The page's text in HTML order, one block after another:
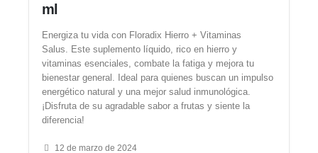
ml
Energiza tu vida con Floradix Hierro + Vitaminas
Salus. Este suplemento líquido, rico en hierro y
vitaminas esenciales, combate la fatiga y mejora tu
bienestar general. Ideal para quienes buscan un impulso
energético natural y una mejor salud inmunológica.
¡Disfruta de su agradable sabor a frutas y siente la
diferencia!
12 de marzo de 2024